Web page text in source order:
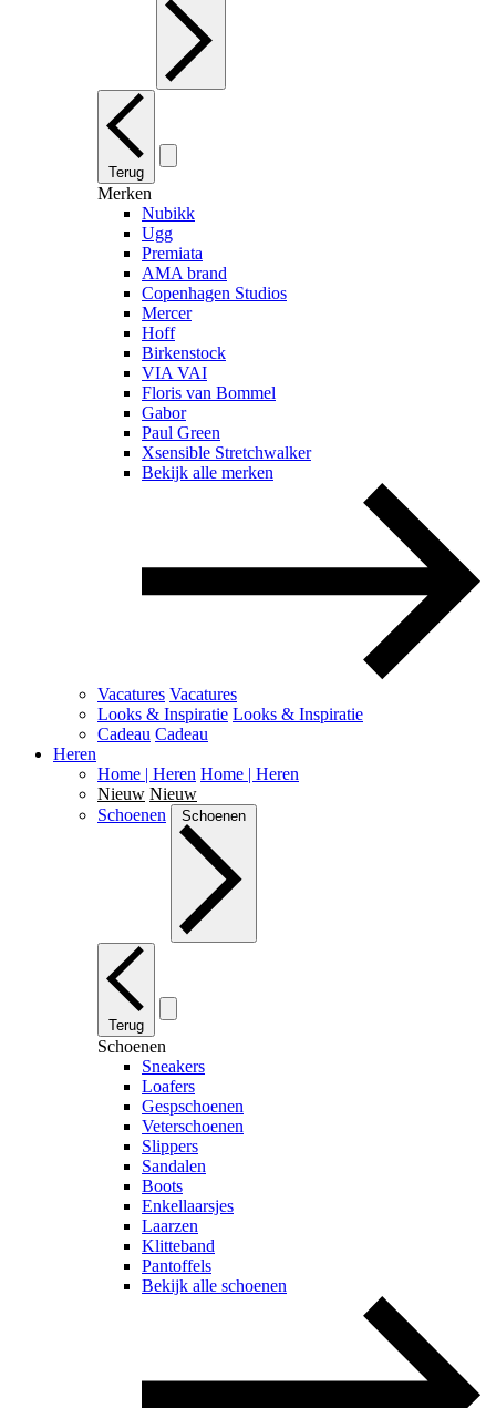
Terug
Merken
Nubikk
Ugg
Premiata
AMA brand
Copenhagen Studios
Mercer
Hoff
Birkenstock
VIA VAI
Floris van Bommel
Gabor
Paul Green
Xsensible Stretchwalker
Bekijk alle merken
Vacatures Vacatures
Looks & Inspiratie Looks & Inspiratie
Cadeau Cadeau
Heren
Home | Heren Home | Heren
Nieuw Nieuw
Schoenen
Schoenen
Terug
Schoenen
Sneakers
Loafers
Gespschoenen
Veterschoenen
Slippers
Sandalen
Boots
Enkellaarsjes
Laarzen
Klitteband
Pantoffels
Bekijk alle schoenen